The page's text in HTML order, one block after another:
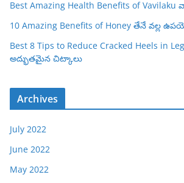
Best Amazing Health Benefits of
10 Amazing Benefits of Honey తేనే వల్ల
Best 8 Tips to Reduce Cracked Heels in
అద్భుతమైన చిట్కాలు
Archives
July 2022
June 2022
May 2022